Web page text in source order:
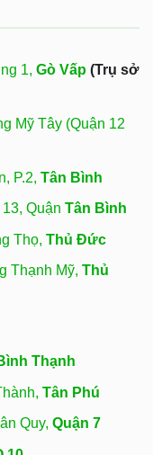
1, Gò Vấp (Trụ sở
Mỹ Tây (Quận 12
P.2, Tân Bình
Quận Tân Bình
Thọ, Thủ Đức
Thạnh Mỹ, Thủ
Thạnh
Tân Phú
Quy, Quận 7